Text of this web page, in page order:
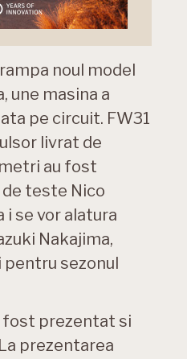
noul model
une masina a
pe circuit. FW31
livrat de
au fost
teste Nico
i se vor alatura
Nakajima,
pentru sezonul
fost prezentat si
prezentarea